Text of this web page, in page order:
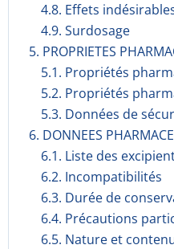
4.8. Effets
4.9. Surdosage
5. PROPRIETES
5.1. Propriétés
5.2. Propriétés
5.3. Données de
6. DONNEES
6.1. Liste des
6.2. Incompati­bilités
6.3. Durée de
6.4. Précautions
6.5. Nature et